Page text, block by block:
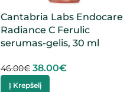
Cantabria Labs Endocare
Radiance C Ferulic
serumas-gelis, 30 ml
46.00€ 38.00€
Į Krepšelį